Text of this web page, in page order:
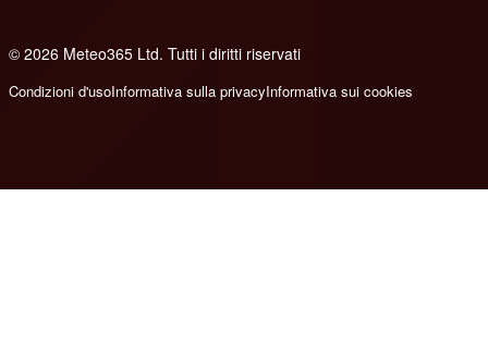
© 2026 Meteo365 Ltd. Tutti i diritti riservati
Condizioni d'usoInformativa sulla privacyInformativa sui cookies